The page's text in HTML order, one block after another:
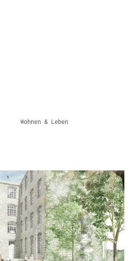
Wohnen & Leben